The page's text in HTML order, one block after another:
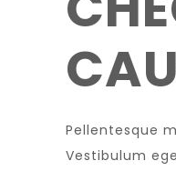
Pellentesque
Vestibulum